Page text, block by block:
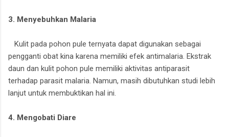
3. Menyebuhkan Malaria
Kulit pada pohon pule ternyata dapat digunakan sebagai
pengganti obat kina karena memiliki efek antimalaria. Ekstrak
daun dan kulit pohon pule memiliki aktivitas antiparasit
terhadap parasit malaria. Namun, masih dibutuhkan studi lebih
lanjut untuk membuktikan hal ini.
4. Mengobati Diare